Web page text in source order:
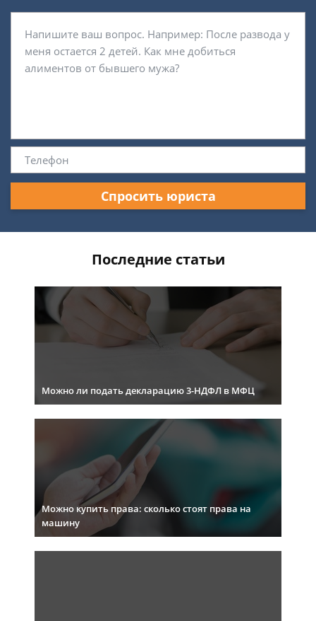
Спросить юриста
Последние статьи
Можно ли подать декларацию 3-НДФЛ в МФЦ
Можно купить права: сколько стоят права на
машину